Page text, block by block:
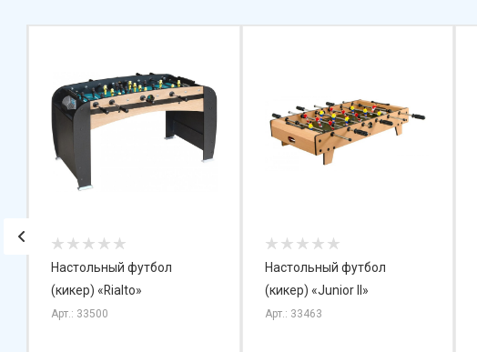
Настольный футбол
(кикер) «Rialto»
Арт.: 33500
Настольный футбол
(кикер) «Junior II»
Арт.: 33463